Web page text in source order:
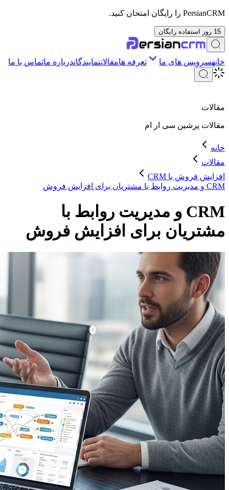
PersianCRM را رایگان امتحان کنید.
15 روز استفاده رایگان
خانهسرویس های ما تعرفه هامقالاتنمایندگاندرباره ماتماس با ما
مقالات
مقالات پرشین سی ار ام
خانه
مقالات
افزایش فروش با CRM
CRM و مدیریت روابط با مشتریان برای افزایش فروش
CRM و مدیریت روابط با
مشتریان برای افزایش فروش